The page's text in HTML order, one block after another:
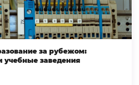
за рубежом:
учебные заведения